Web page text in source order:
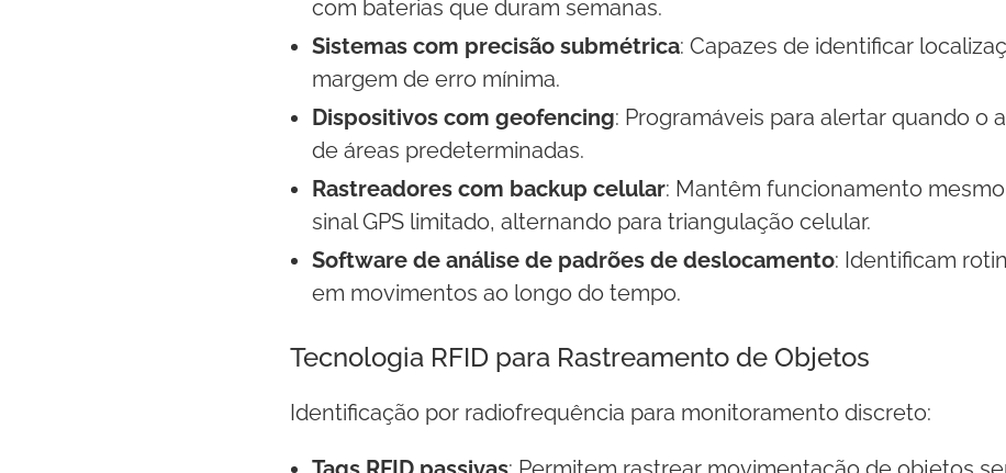
com baterias que duram semanas.
Sistemas com precisão submétrica: Capazes de identificar
margem de erro mínima.
Dispositivos com geofencing: Programáveis para alertar quando o
de áreas predeterminadas.
Rastreadores com backup celular: Mantêm funcionamento
sinal GPS limitado, alternando para triangulação celular.
Software de análise de padrões de deslocamento: Identificam
em movimentos ao longo do tempo.
Tecnologia RFID para Rastreamento de Objetos
Identificação por radiofrequência para monitoramento discreto: